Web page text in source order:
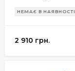
НЕМАЄ В НАЯВНОСТІ
2 910 грн.